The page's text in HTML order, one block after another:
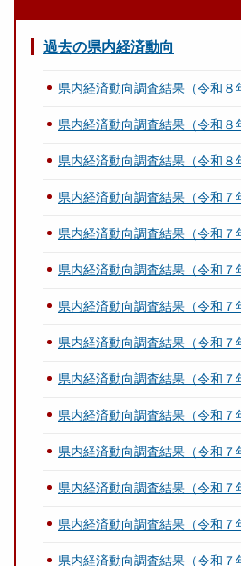
過去の県内経済動向
県内経済動向調査結果（令和８
県内経済動向調査結果（令和８
県内経済動向調査結果（令和８
県内経済動向調査結果（令和７
県内経済動向調査結果（令和７
県内経済動向調査結果（令和７
県内経済動向調査結果（令和７
県内経済動向調査結果（令和７
県内経済動向調査結果（令和７
県内経済動向調査結果（令和７
県内経済動向調査結果（令和７
県内経済動向調査結果（令和７
県内経済動向調査結果（令和７
県内経済動向調査結果（令和７